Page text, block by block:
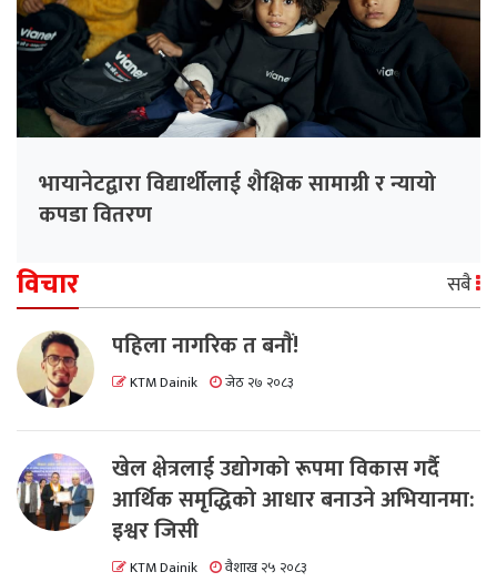
भायानेटद्वारा विद्यार्थीलाई शैक्षिक सामाग्री र न्यायो
कपडा वितरण
विचार सबै
पहिला नागरिक त बनाैं!
KTM Dainik जेठ २७ २०८३
खेल क्षेत्रलाई उद्योगको रूपमा विकास गर्दै
आर्थिक समृद्धिको आधार बनाउने अभियानमा:
इश्वर जिसी
KTM Dainik वैशाख २५ २०८३